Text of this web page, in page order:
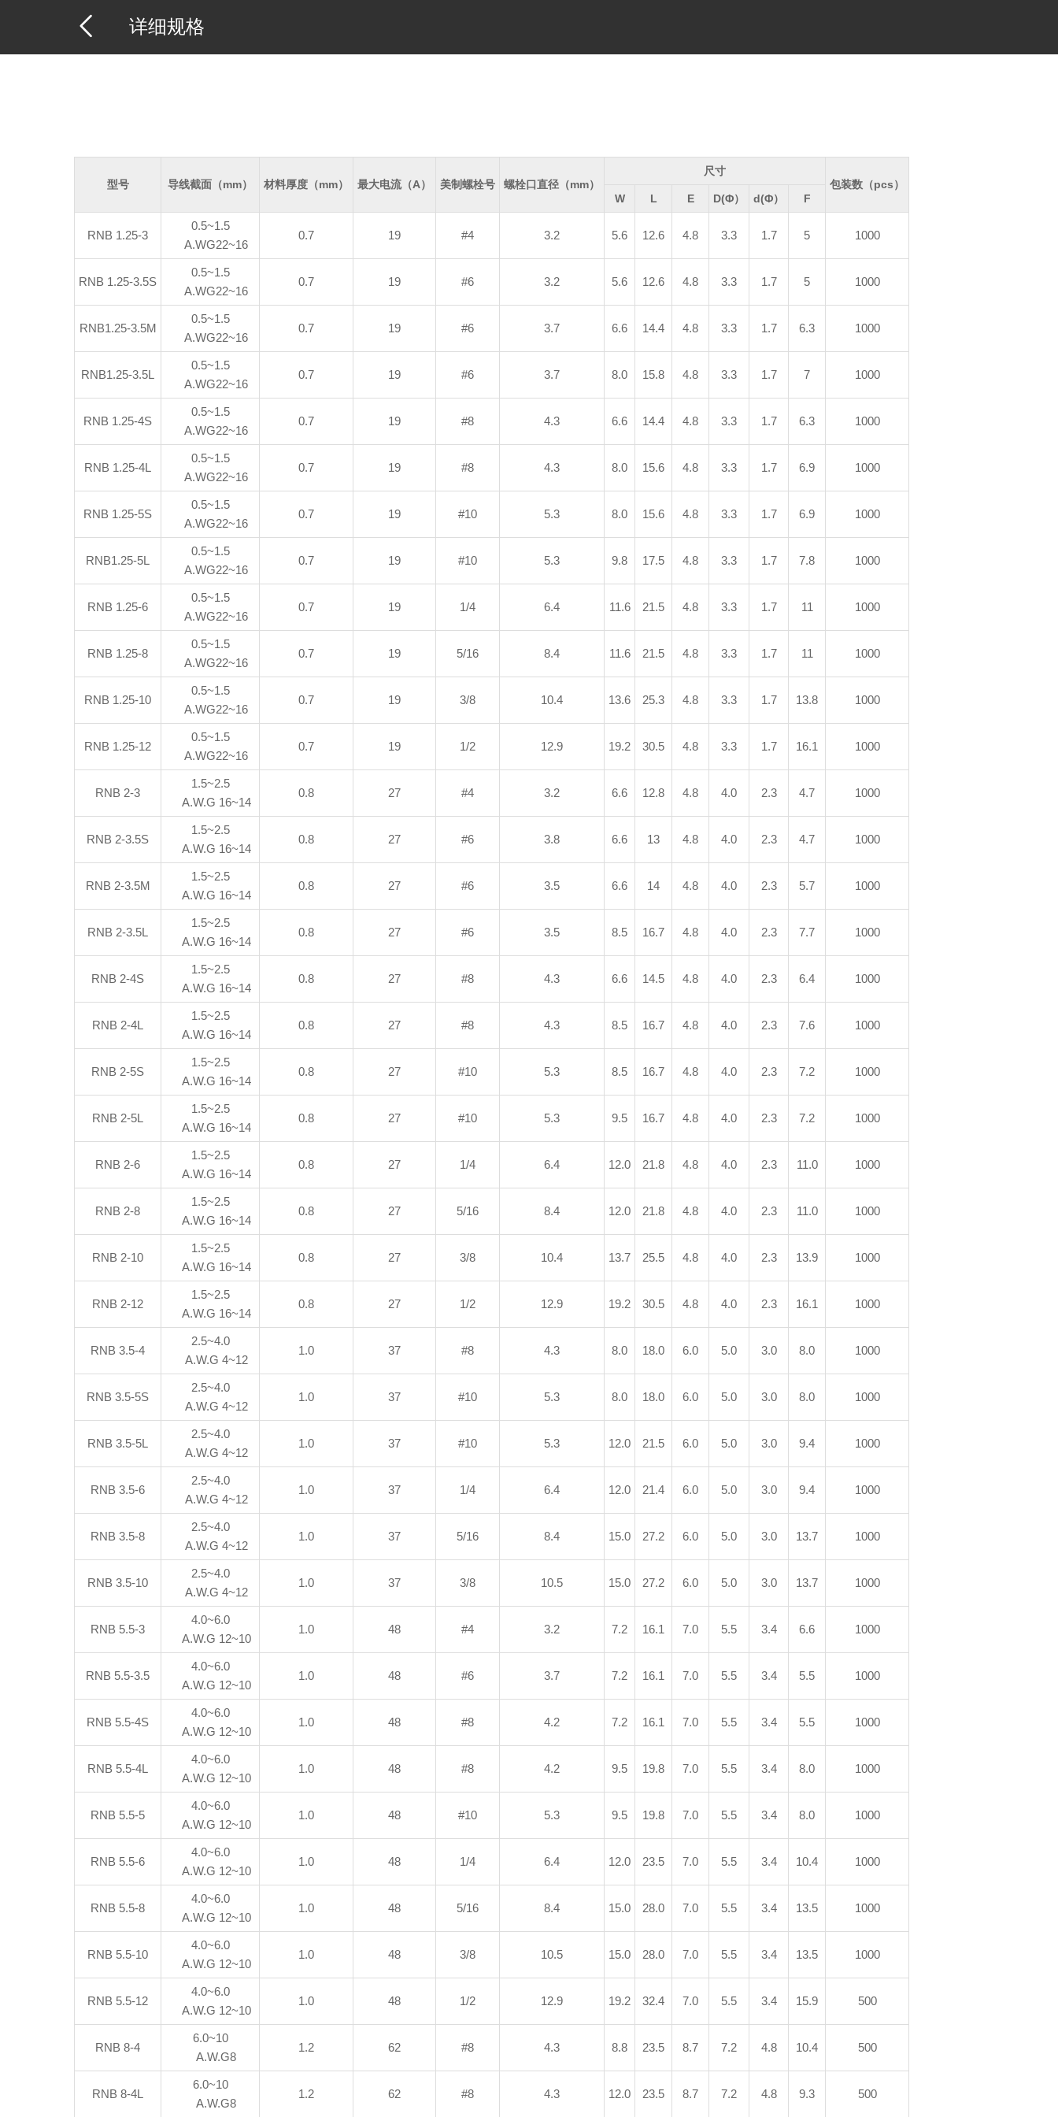
详细规格
型号 导线截面（mm） 材料厚度（mm） 最大电流（A） 美制螺栓号 螺栓口直径（mm）
尺寸
包装数（pcs）
W
L E D(Φ） d(Φ） F
RNB 1.25-3
0.5~1.5
A.WG22~16
0.7 19 #4 3.2 5.6 12.6 4.8 3.3 1.7 5 1000
RNB 1.25-3.5S
0.5~1.5
A.WG22~16
0.7 19 #6 3.2 5.6 12.6 4.8 3.3 1.7 5 1000
RNB1.25-3.5M
0.5~1.5
A.WG22~16
0.7 19 #6 3.7 6.6 14.4 4.8 3.3 1.7 6.3 1000
RNB1.25-3.5L
0.5~1.5
A.WG22~16
0.7 19 #6 3.7 8.0 15.8 4.8 3.3 1.7 7 1000
RNB 1.25-4S
0.5~1.5
A.WG22~16
0.7 19 #8 4.3 6.6 14.4 4.8 3.3 1.7 6.3 1000
RNB 1.25-4L
0.5~1.5
A.WG22~16
0.7 19 #8 4.3 8.0 15.6 4.8 3.3 1.7 6.9 1000
RNB 1.25-5S
0.5~1.5
A.WG22~16
0.7 19 #10 5.3 8.0 15.6 4.8 3.3 1.7 6.9 1000
RNB1.25-5L
0.5~1.5
A.WG22~16
0.7 19 #10 5.3 9.8 17.5 4.8 3.3 1.7 7.8 1000
RNB 1.25-6
0.5~1.5
A.WG22~16
0.7 19 1/4 6.4 11.6 21.5 4.8 3.3 1.7 11 1000
RNB 1.25-8
0.5~1.5
A.WG22~16
0.7 19 5/16 8.4 11.6 21.5 4.8 3.3 1.7 11 1000
RNB 1.25-10
0.5~1.5
A.WG22~16
0.7 19 3/8 10.4 13.6 25.3 4.8 3.3 1.7 13.8 1000
RNB 1.25-12
0.5~1.5
A.WG22~16
0.7 19 1/2 12.9 19.2 30.5 4.8 3.3 1.7 16.1 1000
RNB 2-3
1.5~2.5
A.W.G 16~14
0.8 27 #4 3.2 6.6 12.8 4.8 4.0 2.3 4.7 1000
RNB 2-3.5S
1.5~2.5
A.W.G 16~14
0.8 27 #6 3.8 6.6 13 4.8 4.0 2.3 4.7 1000
RNB 2-3.5M
1.5~2.5
A.W.G 16~14
0.8 27 #6 3.5 6.6 14 4.8 4.0 2.3 5.7 1000
RNB 2-3.5L
1.5~2.5
A.W.G 16~14
0.8 27 #6 3.5 8.5 16.7 4.8 4.0 2.3 7.7 1000
RNB 2-4S
1.5~2.5
A.W.G 16~14
0.8 27 #8 4.3 6.6 14.5 4.8 4.0 2.3 6.4 1000
RNB 2-4L
1.5~2.5
A.W.G 16~14
0.8 27 #8 4.3 8.5 16.7 4.8 4.0 2.3 7.6 1000
RNB 2-5S
1.5~2.5
A.W.G 16~14
0.8 27 #10 5.3 8.5 16.7 4.8 4.0 2.3 7.2 1000
RNB 2-5L
1.5~2.5
A.W.G 16~14
0.8 27 #10 5.3 9.5 16.7 4.8 4.0 2.3 7.2 1000
RNB 2-6
1.5~2.5
A.W.G 16~14
0.8 27 1/4 6.4 12.0 21.8 4.8 4.0 2.3 11.0 1000
RNB 2-8
1.5~2.5
A.W.G 16~14
0.8 27 5/16 8.4 12.0 21.8 4.8 4.0 2.3 11.0 1000
RNB 2-10
1.5~2.5
A.W.G 16~14
0.8 27 3/8 10.4 13.7 25.5 4.8 4.0 2.3 13.9 1000
RNB 2-12
1.5~2.5
A.W.G 16~14
0.8 27 1/2 12.9 19.2 30.5 4.8 4.0 2.3 16.1 1000
RNB 3.5-4
2.5~4.0
A.W.G 4~12
1.0 37 #8 4.3 8.0 18.0 6.0 5.0 3.0 8.0 1000
RNB 3.5-5S
2.5~4.0
A.W.G 4~12
1.0 37 #10 5.3 8.0 18.0 6.0 5.0 3.0 8.0 1000
RNB 3.5-5L
2.5~4.0
A.W.G 4~12
1.0 37 #10 5.3 12.0 21.5 6.0 5.0 3.0 9.4 1000
RNB 3.5-6
2.5~4.0
A.W.G 4~12
1.0 37 1/4 6.4 12.0 21.4 6.0 5.0 3.0 9.4 1000
RNB 3.5-8
2.5~4.0
A.W.G 4~12
1.0 37 5/16 8.4 15.0 27.2 6.0 5.0 3.0 13.7 1000
RNB 3.5-10
2.5~4.0
A.W.G 4~12
1.0 37 3/8 10.5 15.0 27.2 6.0 5.0 3.0 13.7 1000
RNB 5.5-3
4.0~6.0
A.W.G 12~10
1.0 48 #4 3.2 7.2 16.1 7.0 5.5 3.4 6.6 1000
RNB 5.5-3.5
4.0~6.0
A.W.G 12~10
1.0 48 #6 3.7 7.2 16.1 7.0 5.5 3.4 5.5 1000
RNB 5.5-4S
4.0~6.0
A.W.G 12~10
1.0 48 #8 4.2 7.2 16.1 7.0 5.5 3.4 5.5 1000
RNB 5.5-4L
4.0~6.0
A.W.G 12~10
1.0 48 #8 4.2 9.5 19.8 7.0 5.5 3.4 8.0 1000
RNB 5.5-5
4.0~6.0
A.W.G 12~10
1.0 48 #10 5.3 9.5 19.8 7.0 5.5 3.4 8.0 1000
RNB 5.5-6
4.0~6.0
A.W.G 12~10
1.0 48 1/4 6.4 12.0 23.5 7.0 5.5 3.4 10.4 1000
RNB 5.5-8
4.0~6.0
A.W.G 12~10
1.0 48 5/16 8.4 15.0 28.0 7.0 5.5 3.4 13.5 1000
RNB 5.5-10
4.0~6.0
A.W.G 12~10
1.0 48 3/8 10.5 15.0 28.0 7.0 5.5 3.4 13.5 1000
RNB 5.5-12
4.0~6.0
A.W.G 12~10
1.0 48 1/2 12.9 19.2 32.4 7.0 5.5 3.4 15.9 500
RNB 8-4
6.0~10
A.W.G8
1.2 62 #8 4.3 8.8 23.5 8.7 7.2 4.8 10.4 500
RNB 8-4L
6.0~10
A.W.G8
1.2 62 #8 4.3 12.0 23.5 8.7 7.2 4.8 9.3 500